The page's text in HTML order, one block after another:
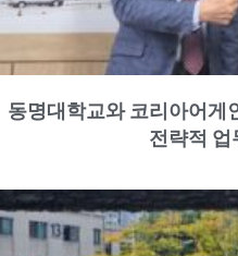
동명대학교와 코리아어게
전략적 업